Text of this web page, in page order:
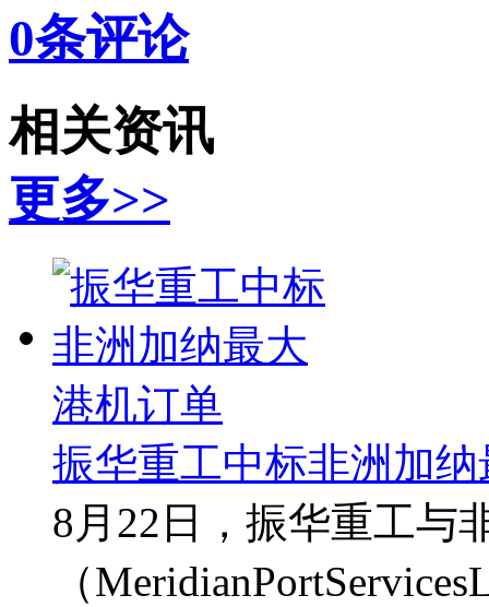
0条评论
相关资讯
更多>>
振华重工中标非洲加
8月22日，振华重工与
（